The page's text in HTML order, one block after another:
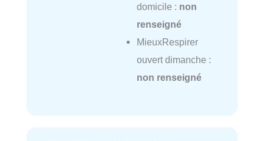
domicile : non
renseigné
MieuxRespirer
ouvert dimanche :
non renseigné